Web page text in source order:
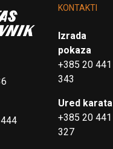
KONTAKTI
Izrada
pokaza
+385 20 441
343
Ured karata
+385 20 441
327